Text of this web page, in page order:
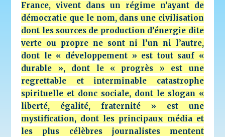
France, vivent dans un régime n’ayant de
démocratie que le nom, dans une civilisation
dont les sources de production d’énergie dite
verte ou propre ne sont ni l’un ni l’autre,
dont le « développement » est tout sauf «
durable », dont le « progrès » est une
regrettable et interminable catastrophe
spirituelle et donc sociale, dont le slogan «
liberté, égalité, fraternité » est une
mystification, dont les principaux média et
les plus célèbres journalistes mentent